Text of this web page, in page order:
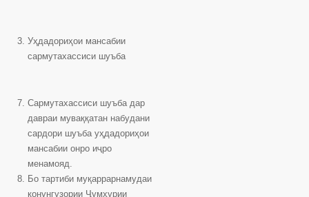
Уҳдадориҳои мансабии
сармутахассиси шуъба
Сармутахассиси шуъба дар
давраи муваққатан набудани
сардори шуъба уҳдадориҳои
мансабии онро иҷро
менамояд.
Бо тартиби муқаррарнамудаи
қонунгузории Ҷумҳурии